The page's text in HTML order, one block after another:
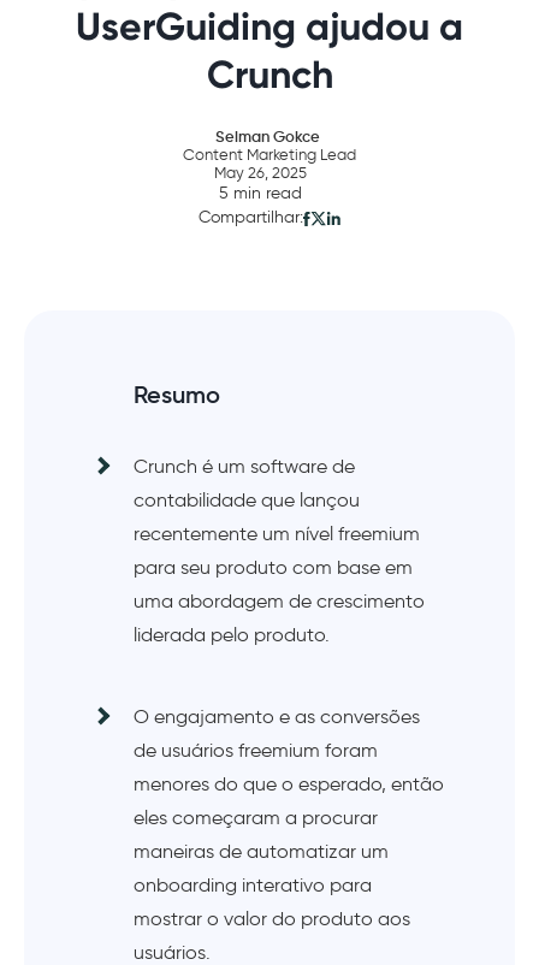
UserGuiding ajudou a
Crunch
Selman Gokce
Content Marketing Lead
May 26, 2025
5 min read
Compartilhar:
Resumo
Crunch é um software de
contabilidade que lançou
recentemente um nível freemium
para seu produto com base em
uma abordagem de crescimento
liderada pelo produto.
O engajamento e as conversões
de usuários freemium foram
menores do que o esperado, então
eles começaram a procurar
maneiras de automatizar um
onboarding interativo para
mostrar o valor do produto aos
usuários.